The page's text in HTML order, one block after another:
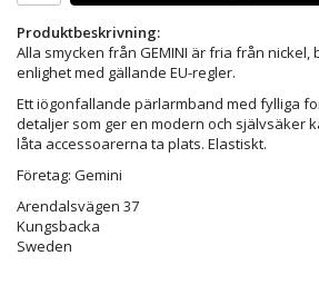
Produktbeskrivning:
Alla smycken från GEMINI är fria från nickel,
enlighet med gällande EU-regler.
Ett iögonfallande pärlarmband med fylliga
detaljer som ger en modern och självsäker
låta accessoarerna ta plats. Elastiskt.
Företag: Gemini
Arendalsvägen 37
Kungsbacka
Sweden